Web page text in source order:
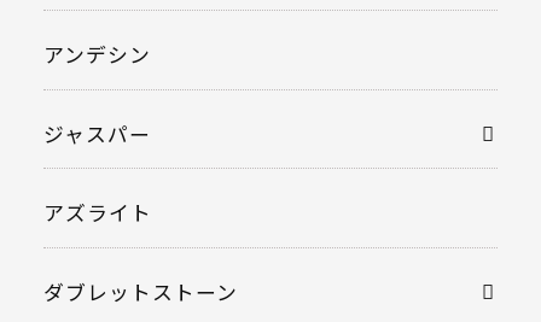
アンデシン
ジャスパー
アズライト
ダブレットストーン